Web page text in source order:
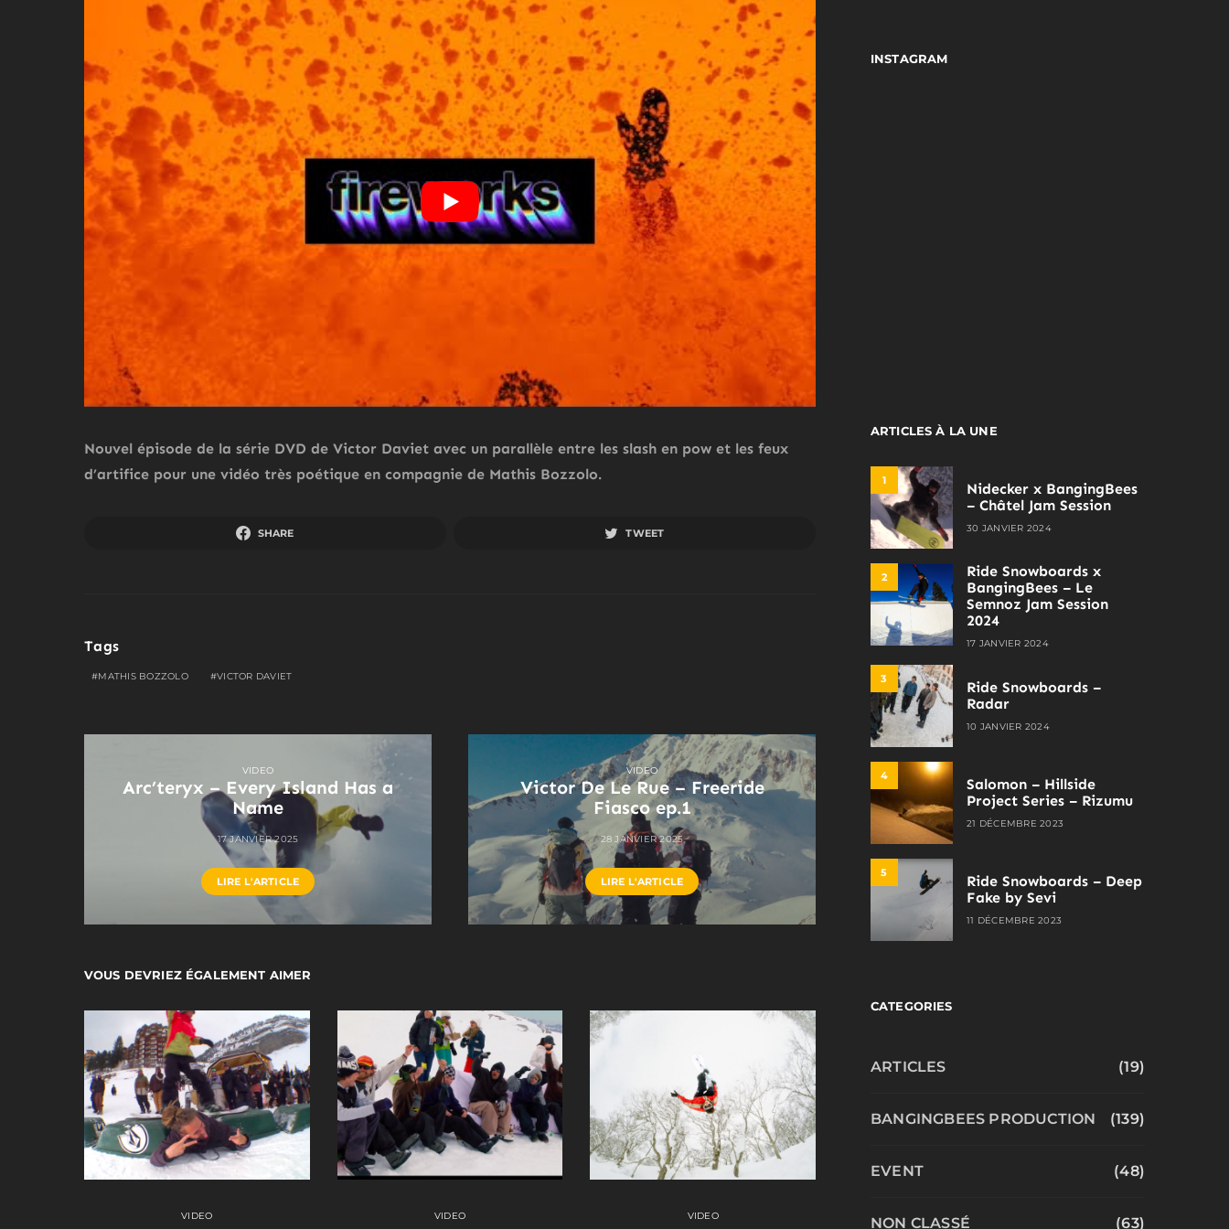
Nouvel épisode de la série DVD de Victor Daviet avec un parallèle entre les slash en pow et les feux
d’artifice pour une vidéo très poétique en compagnie de Mathis Bozzolo.
SHARE TWEET
Tags
MATHIS BOZZOLO VICTOR DAVIET
VIDEO
Arc’teryx – Every Island Has a
Name
17 JANVIER 2025
LIRE L'ARTICLE
VIDEO
Victor De Le Rue – Freeride
Fiasco ep.1
28 JANVIER 2025
LIRE L'ARTICLE
VOUS DEVRIEZ ÉGALEMENT AIMER
VIDEO VIDEO VIDEO
INSTAGRAM
ARTICLES À LA UNE
1
Nidecker x BangingBees
– Châtel Jam Session
30 JANVIER 2024
2
Ride Snowboards x
BangingBees – Le
Semnoz Jam Session
2024
17 JANVIER 2024
3
Ride Snowboards –
Radar
10 JANVIER 2024
4
Salomon – Hillside
Project Series – Rizumu
21 DÉCEMBRE 2023
5
Ride Snowboards – Deep
Fake by Sevi
11 DÉCEMBRE 2023
CATEGORIES
ARTICLES (19)
BANGINGBEES PRODUCTION (139)
EVENT (48)
NON CLASSÉ (63)